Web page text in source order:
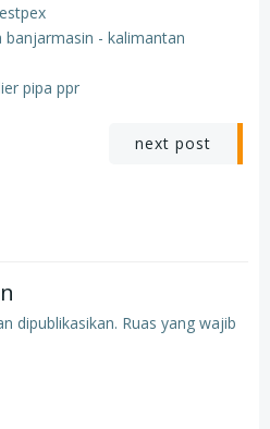
- kalimantan
pipa ppr
next post
dipublikasikan. Ruas yang wajib